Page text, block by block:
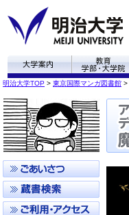
明治大学TOP > 東京国際マンガ図書館 >